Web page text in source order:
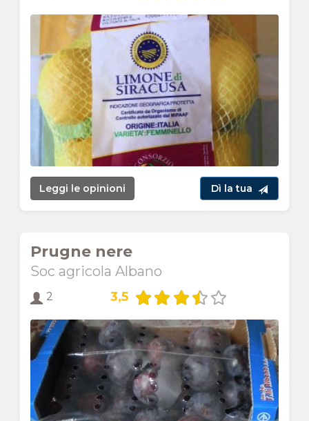
Leggi le opinioni Dì la tua
Prugne nere
Soc agricola Albano
2 3,5